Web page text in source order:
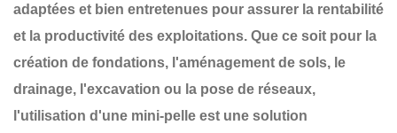
adaptées et bien entretenues pour assurer la rentabilité
et la productivité des exploitations. Que ce soit pour la
création de fondations, l'aménagement de sols, le
drainage, l'excavation ou la pose de réseaux,
l'utilisation d'une mini-pelle est une solution